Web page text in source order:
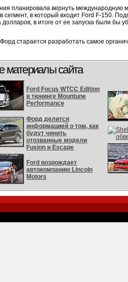
планировала вернуть международную
сегмент, в который входит Ford F-150.
в итоге от ее запуска были бы
старается разработать самое
материалы сайта
Ford Focus WTCC Edition
в тюнинге Mountune
Performance
Форд делится
информацией о том, как
будут чинить
отозванные модели
Fusion и Escape
Ford возрождает
автокомпанию Lincoln
Motors